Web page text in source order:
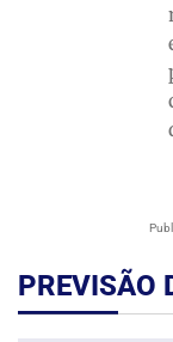
PREVISÃO